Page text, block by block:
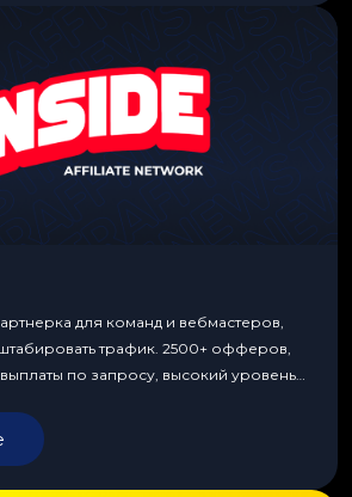
для команд и вебмастеров,
трафик. 2500+ офферов,
по запросу, высокий уровень